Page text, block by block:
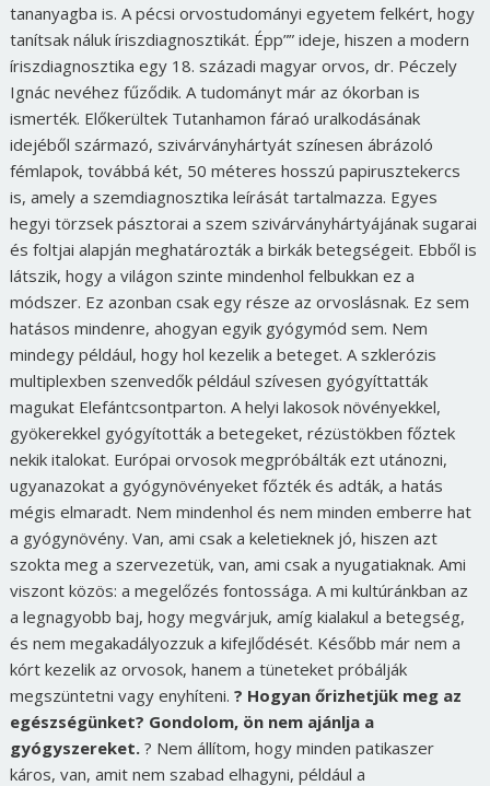
tananyagba is. A pécsi orvostudományi egyetem felkért, hogy
tanítsak náluk íriszdiagnosztikát. Épp”” ideje, hiszen a modern
íriszdiagnosztika egy 18. századi magyar orvos, dr. Péczely
Ignác nevéhez fűződik. A tudományt már az ókorban is
ismerték. Előkerültek Tutanhamon fáraó uralkodásának
idejéből származó, szivárványhártyát színesen ábrázoló
fémlapok, továbbá két, 50 méteres hosszú papirusztekercs
is, amely a szemdiagnosztika leírását tartalmazza. Egyes
hegyi törzsek pásztorai a szem szivárványhártyájának sugarai
és foltjai alapján meghatározták a birkák betegségeit. Ebből is
látszik, hogy a világon szinte mindenhol felbukkan ez a
módszer. Ez azonban csak egy része az orvoslásnak. Ez sem
hatásos mindenre, ahogyan egyik gyógymód sem. Nem
mindegy például, hogy hol kezelik a beteget. A szklerózis
multiplexben szenvedők például szívesen gyógyíttatták
magukat Elefántcsontparton. A helyi lakosok növényekkel,
gyökerekkel gyógyították a betegeket, rézüstökben főztek
nekik italokat. Európai orvosok megpróbálták ezt utánozni,
ugyanazokat a gyógynövényeket főzték és adták, a hatás
mégis elmaradt. Nem mindenhol és nem minden emberre hat
a gyógynövény. Van, ami csak a keletieknek jó, hiszen azt
szokta meg a szervezetük, van, ami csak a nyugatiaknak. Ami
viszont közös: a megelőzés fontossága. A mi kultúránkban az
a legnagyobb baj, hogy megvárjuk, amíg kialakul a betegség,
és nem megakadályozzuk a kifejlődését. Később már nem a
kórt kezelik az orvosok, hanem a tüneteket próbálják
megszüntetni vagy enyhíteni. ? Hogyan őrizhetjük meg az
egészségünket? Gondolom, ön nem ajánlja a
gyógyszereket.? Nem állítom, hogy minden patikaszer
káros, van, amit nem szabad elhagyni, például a